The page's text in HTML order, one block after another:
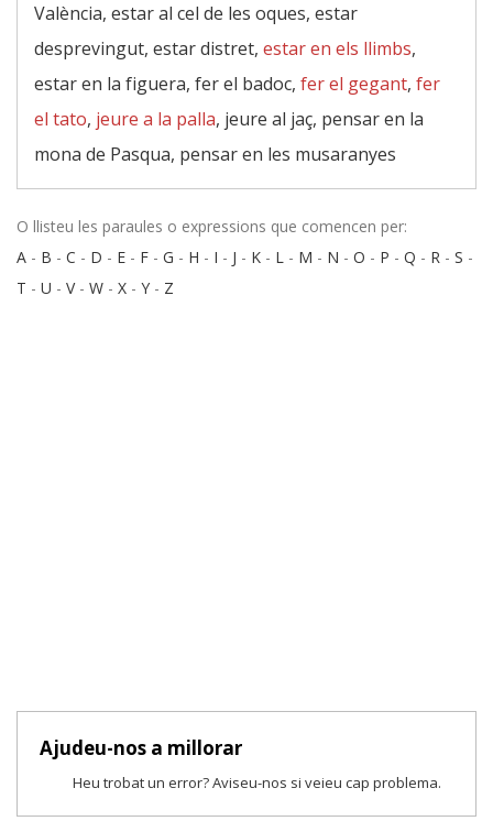
València, estar al cel de les oques, estar
desprevingut, estar distret, estar en els llimbs,
estar en la figuera, fer el badoc, fer el gegant, fer
el tato, jeure a la palla, jeure al jaç, pensar en la
mona de Pasqua, pensar en les musaranyes
O llisteu les paraules o expressions que comencen per:
A - B - C - D - E - F - G - H - I - J - K - L - M - N - O - P - Q - R - S -
T - U - V- W - X - Y - Z
Ajudeu-nos a millorar
Heu trobat un error? Aviseu-nos si veieu cap problema.